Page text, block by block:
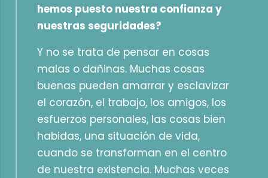
hemos puesto nuestra confianza y
nuestras seguridades?
Y no se trata de pensar en cosas
malas o dañinas. Muchas cosas
buenas pueden amarrar y esclavizar
el corazón, el trabajo, los amigos, los
esfuerzos personales, las cosas bien
habidas, una situación de vida,
cuando se transforman en el centro
de nuestra existencia. Muchas veces